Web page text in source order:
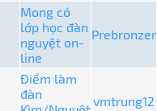
Mong có
lớp học đàn
nguyệt on-
line
Prebronzer
Điểm làm
đàn
vmtrung12